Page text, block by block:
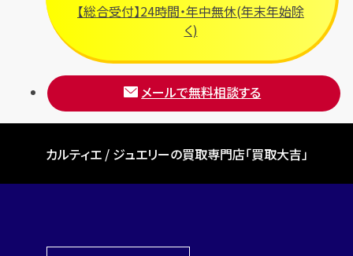
【総合受付】24時間・年中無休(年末年始除
く)
メールで無料相談する
カルティエ / ジュエリーの買取専門店「買取大吉」